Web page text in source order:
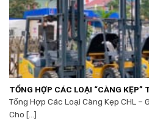
TỔNG HỢP CÁC LOẠI “CÀNG KẸP”
Tổng Hợp Các Loại Càng Kẹp CHL –
Cho [...]